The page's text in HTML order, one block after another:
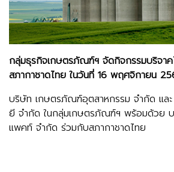
กลุ่มธุรกิจเกษตรภัณฑ์ฯ จัดกิจกรรมบริจา
สภากาชาดไทย ในวันที่ 16 พฤศจิกายน
บริษัท เกษตรภัณฑ์อุตสาหกรรม จำกัด แล
ยี จำกัด ในกลุ่มเกษตรภัณฑ์ฯ พร้อมด้วย
แพคท์ จำกัด ร่วมกับสภากาชาดไทย